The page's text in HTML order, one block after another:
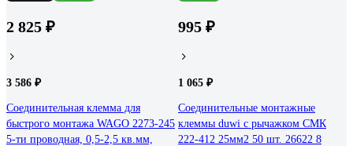
2 825 ₽
3 586 ₽
Соединительная клемма для
быстрого монтажа WAGO 2273-245
5-ти проводная, 0,5-2,5 кв.мм,
995 ₽
1 065 ₽
Соединительные монтажные
клеммы duwi с рычажком СМК
222-412 25мм2 50 шт. 26622 8